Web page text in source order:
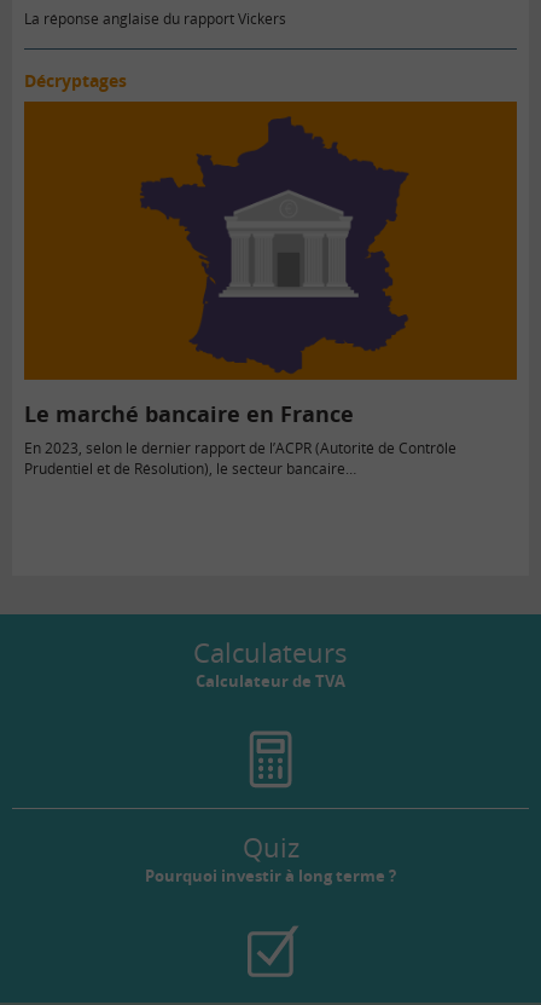
La réponse anglaise du rapport Vickers
Décryptages
Le marché bancaire en France
En 2023, selon le dernier rapport de l’ACPR (Autorité de Contrôle
Prudentiel et de Résolution), le secteur bancaire…
Calculateurs
Calculateur de TVA
Quiz
Pourquoi investir à long terme ?